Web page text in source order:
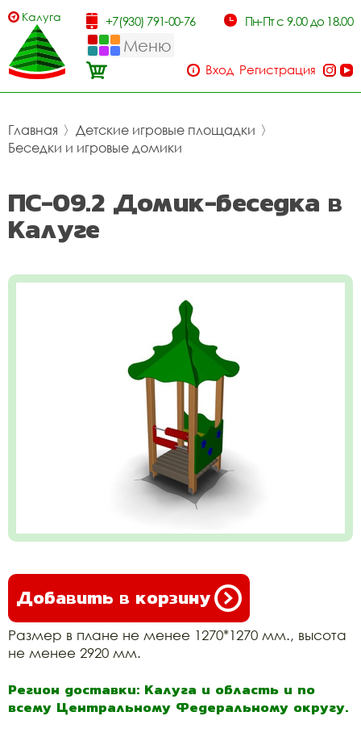
Калуга +7(930) 791-00-76 Пн-Пт с 9.00 до 18.00
Меню
Вход Регистрация
Главная 〉 Детские игровые площадки 〉
Беседки и игровые домики
ПС-09.2 Домик-беседка в
Калуге
Добавить в корзину
Размер в плане не менее 1270*1270 мм., высота
не менее 2920 мм.
Регион доставки: Калуга и область и по
всему Центральному Федеральному округу.